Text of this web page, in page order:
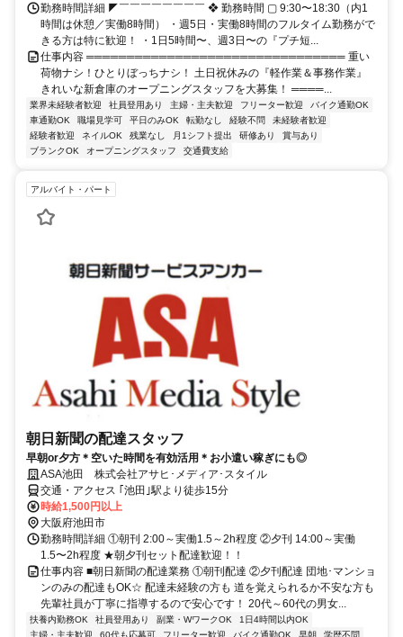
は新倉庫でのオープニングスタッフの募集です。
勤務時間詳細 ◤￣￣￣￣￣￣￣￣ ❖ 勤務時間 ▢ 9:30〜18:30（内1
時間は休憩／実働8時間） ・週5日・実働8時間のフルタイム勤務がで
きる方は特に歓迎！ ・1日5時間〜、週3日〜の『プチ短...
仕事内容 ════════════════════════════════ 重い
荷物ナシ！ひとりぼっちナシ！ 土日祝休みの『軽作業＆事務作業』
きれいな新倉庫のオープニングスタッフを大募集！ ════...
業界未経験者歓迎 社員登用あり 主婦・主夫歓迎 フリーター歓迎
バイク通勤OK
車通勤OK
職場見学可 平日のみOK 転勤なし 経験不問
未経験者歓迎
経験者歓迎
ネイルOK 残業なし 月1シフト提出 研修あり
賞与あり
ブランクOK
オープニングスタッフ 交通費支給
アルバイト・パート
朝日新聞の配達スタッフ
早朝or夕方＊空いた時間を有効活用＊お小遣い稼ぎにも◎
ASA池田 株式会社アサヒ･メディア･スタイル
交通・アクセス ｢池田｣駅より徒歩15分
時給1,500円以上
大阪府池田市
勤務時間詳細 ①朝刊 2:00～実働1.5～2h程度 ②夕刊 14:00～実働
1.5〜2h程度 ★朝夕刊セット配達歓迎！！
仕事内容 ■朝日新聞の配達業務 ①朝刊配達 ②夕刊配達 団地･マンショ
ンのみの配達もOK☆ 配達未経験の方も 道を覚えられるか不安な方も
先輩社員が丁寧に指導するので安心です！ 20代～60代の男女...
扶養内勤務OK 社員登用あり 副業・WワークOK
1日4時間以内OK
主婦・主夫歓迎
60代も応募可 フリーター歓迎 バイク通勤OK 早朝
学歴不問